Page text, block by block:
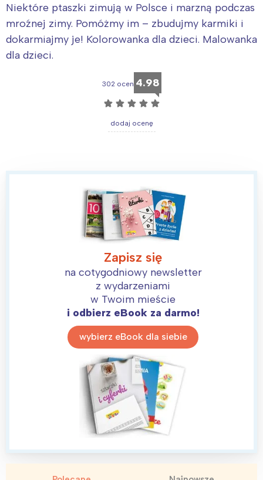
Niektóre ptaszki zimują w Polsce i marzną podczas
mroźnej zimy. Pomóżmy im – zbudujmy karmiki i
dokarmiajmy je! Kolorowanka dla dzieci. Malowanka
dla dzieci.
302 ocen 4.98
☆ ☆ ☆ ☆ ☆
dodaj ocenę
Zapisz się
na cotygodniowy newsletter
z wydarzeniami
w Twoim mieście
i odbierz eBook za darmo!
wybierz eBook dla siebie
Interesują mnie wydarzenia z